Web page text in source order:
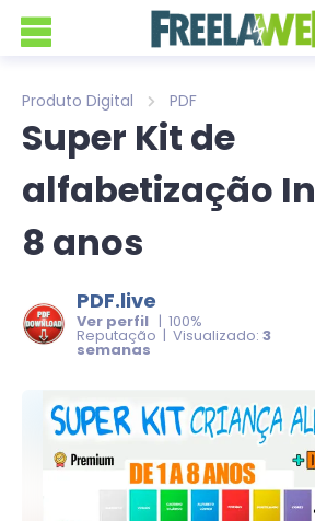
Produto Digital PDF
Super Kit de
alfabetização
8 anos
PDF.live
Ver perfil | 100%
Reputação | Visualizado: 3
semanas